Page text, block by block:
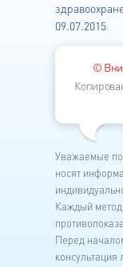
09.07.2015
©
Уважаемые
носят
Каждый метод
Перед
консультация